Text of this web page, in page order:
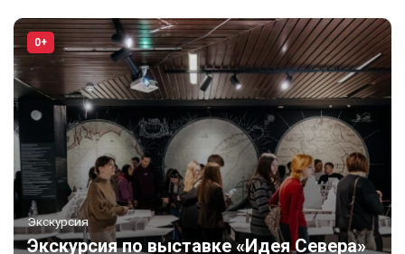
0+
Экскурсия
Экскурсия по выставке «Идея Севера»